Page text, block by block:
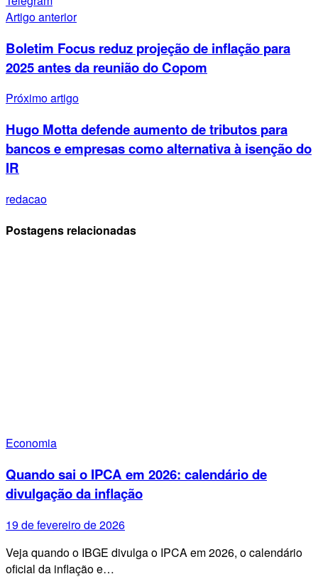
Artigo anterior
Boletim Focus reduz projeção de inflação para
2025 antes da reunião do Copom
Próximo artigo
Hugo Motta defende aumento de tributos para
bancos e empresas como alternativa à isenção do
IR
redacao
Postagens relacionadas
Economia
Quando sai o IPCA em 2026: calendário de
divulgação da inflação
19 de fevereiro de 2026
Veja quando o IBGE divulga o IPCA em 2026, o calendário
oficial da inflação e…